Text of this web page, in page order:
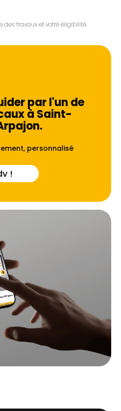
des travaux et votre éligibilité.
par l'un de
à Saint-
.
personnalisé
!